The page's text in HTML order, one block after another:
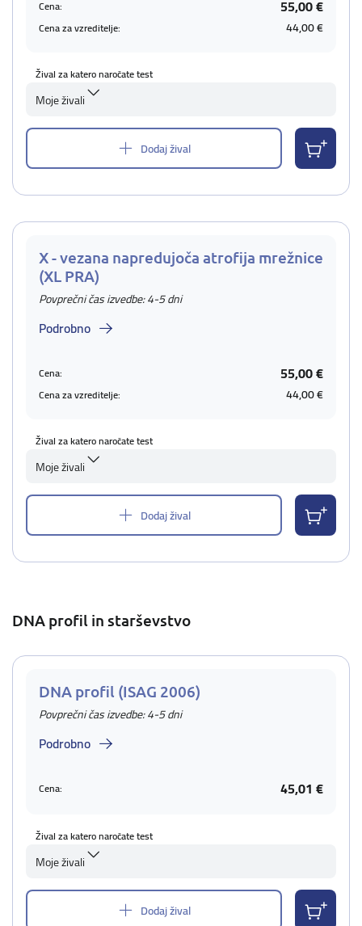
Cena: 55,00 €
Cena za vzreditelje: 44,00 €
Žival za katero naročate test
Moje živali
Dodaj žival
X - vezana napredujoča atrofija mrežnice
(XL PRA)
Povprečni čas izvedbe: 4-5 dni
Podrobno
Cena: 55,00 €
Cena za vzreditelje: 44,00 €
Žival za katero naročate test
Moje živali
Dodaj žival
DNA profil in starševstvo
DNA profil (ISAG 2006)
Povprečni čas izvedbe: 4-5 dni
Podrobno
Cena: 45,01 €
Žival za katero naročate test
Moje živali
Dodaj žival